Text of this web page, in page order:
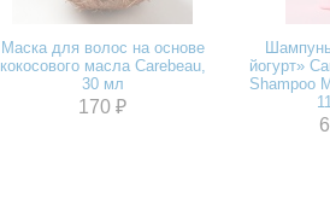
Маска для волос на основе
кокосового масла Carebeau,
30 мл
170 ₽
йогурт»
Shampoo